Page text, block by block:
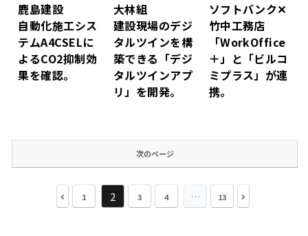
鹿島建設
自動化施工シス
テムA4CSELに
よるCO2抑制効
果を確認。
大林組
建設現場のデジ
タルツインを構
築できる「デジ
タルツインアプ
リ」を開発。
ソフトバンク✕
竹中工務店
「WorkOffice
＋」と「ビルコ
ミプラス」が連
携。
次のページ
1 2 3 4 … 13